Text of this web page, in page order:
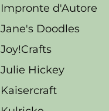
Impronte d'Autore
Jane's Doodles
Joy!Crafts
Julie Hickey
Kaisercraft